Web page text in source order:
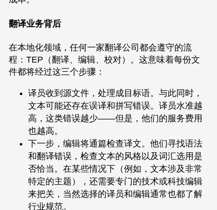
翻译业务背后
在本地化领域，任何一家翻译公司都会遵守的流
程：TEP（翻译、编辑、校对）。这意味着每份文
件都将经过这三个步骤：
译员收到源文件，处理成目标语。与此同时，
文本可能还存在误译和拼写错误。译员水准越
高，这类错误越少——但是，他们的服务费用
也越高。
下一步，编辑将通篇检查译文。他们寻找语法
和翻译错误，检查文本的风格以及词汇选用是
否恰当。在某些情况下（例如，文本涉及非常
特定的主题），还需要专门的技术或科技编辑
来把关，当然选择的译员和编辑通常也都了解
行业规范。
发送请求